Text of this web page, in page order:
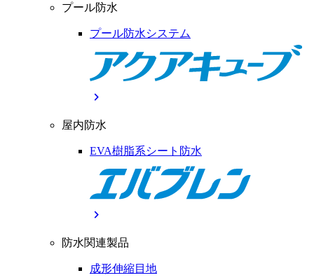
プール防水
プール防水システム
chevron_right
屋内防水
EVA樹脂系シート防水
chevron_right
防水関連製品
成形伸縮目地